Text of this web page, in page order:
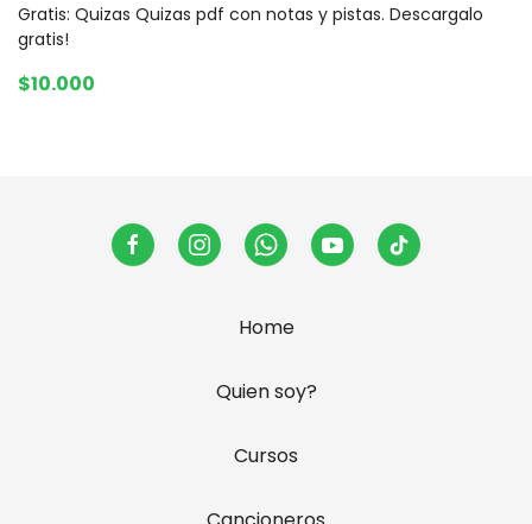
Gratis: Quizas Quizas pdf con notas y pistas. Descargalo
gratis!
$10.000
Home
Quien soy?
Cursos